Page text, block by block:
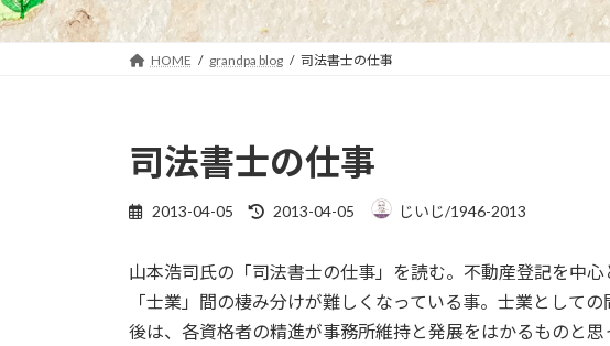
ッ
プ
移
動
HOME grandpa blog 司法書士の仕事
司法書士の仕事
2013-04-05
最
新
日
時
:
2013-04-05 じいじ/1946-2013
山本浩司氏の「司法書士の仕事」を読む。不動産登記を中心
「士業」間の棲み分けが難しくなっている事。士業として
後は、各資格者の精進が事務所維持と発展をはかるものと思